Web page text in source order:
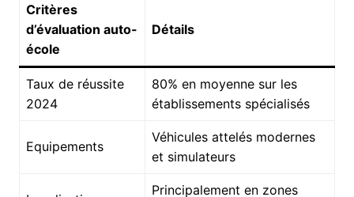
Critères
d’évaluation auto-
école
Détails
Taux de réussite
2024
80% en moyenne sur les
établissements spécialisés
Equipements
Véhicules attelés modernes
et simulateurs
Principalement en zones